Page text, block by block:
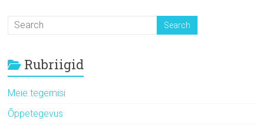
Rubriigid
Meie tegemisi
Õppetegevus